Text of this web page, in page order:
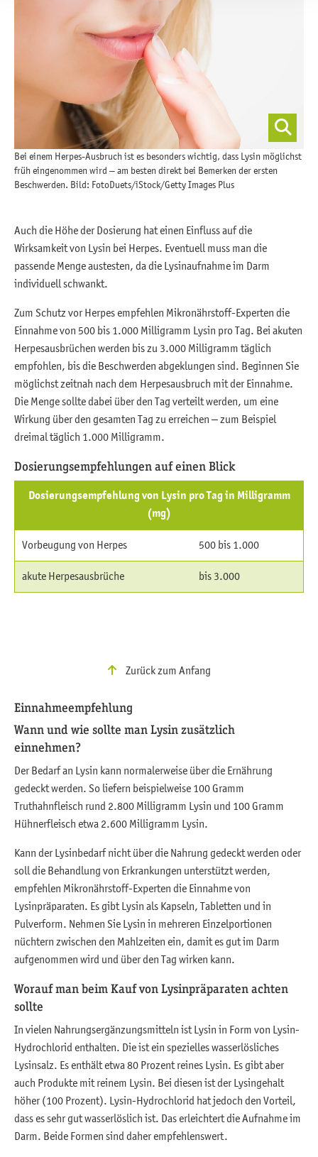
Bei einem Herpes-Ausbruch ist es besonders wichtig, dass Lysin möglichst
früh eingenommen wird – am besten direkt bei Bemerken der ersten
Beschwerden. Bild: FotoDuets/iStock/Getty Images Plus
Auch die Höhe der Dosierung hat einen Einfluss auf die
Wirksamkeit von Lysin bei Herpes. Eventuell muss man die
passende Menge austesten, da die Lysinaufnahme im Darm
individuell schwankt.
Zum Schutz vor Herpes empfehlen Mikronährstoff-Experten die
Einnahme von 500 bis 1.000 Milligramm Lysin pro Tag. Bei akuten
Herpesausbrüchen werden bis zu 3.000 Milligramm täglich
empfohlen, bis die Beschwerden abgeklungen sind. Beginnen Sie
möglichst zeitnah nach dem Herpesausbruch mit der Einnahme.
Die Menge sollte dabei über den Tag verteilt werden, um eine
Wirkung über den gesamten Tag zu erreichen – zum Beispiel
dreimal täglich 1.000 Milligramm.
Dosierungsempfehlungen auf einen Blick
Dosierungsempfehlung von Lysin pro Tag in Milligramm
(mg)
Vorbeugung von Herpes 500 bis 1.000
akute Herpesausbrüche bis 3.000
Zurück zum Anfang
Einnahmeempfehlung
Wann und wie sollte man Lysin zusätzlich
einnehmen?
Der Bedarf an Lysin kann normalerweise über die Ernährung
gedeckt werden. So liefern beispielweise 100 Gramm
Truthahnfleisch rund 2.800 Milligramm Lysin und 100 Gramm
Hühnerfleisch etwa 2.600 Milligramm Lysin.
Kann der Lysinbedarf nicht über die Nahrung gedeckt werden oder
soll die Behandlung von Erkrankungen unterstützt werden,
empfehlen Mikronährstoff-Experten die Einnahme von
Lysinpräparaten. Es gibt Lysin als Kapseln, Tabletten und in
Pulverform. Nehmen Sie Lysin in mehreren Einzelportionen
nüchtern zwischen den Mahlzeiten ein, damit es gut im Darm
aufgenommen wird und über den Tag wirken kann.
Worauf man beim Kauf von Lysinpräparaten achten
sollte
In vielen Nahrungsergänzungsmitteln ist Lysin in Form von Lysin-
Hydrochlorid enthalten. Die ist ein spezielles wasserlösliches
Lysinsalz. Es enthält etwa 80 Prozent reines Lysin. Es gibt aber
auch Produkte mit reinem Lysin. Bei diesen ist der Lysingehalt
höher (100 Prozent). Lysin-Hydrochlorid hat jedoch den Vorteil,
dass es sehr gut wasserlöslich ist. Das erleichtert die Aufnahme im
Darm. Beide Formen sind daher empfehlenswert.